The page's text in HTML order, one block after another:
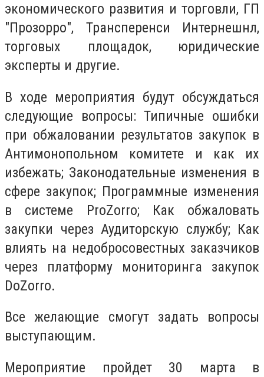
экономического развития и торговли, ГП
"Прозорро", Трансперенси Интернешнл,
торговых площадок, юридические
эксперты и другие.
В ходе мероприятия будут обсуждаться
следующие вопросы: Типичные ошибки
при обжаловании результатов закупок в
Антимонопольном комитете и как их
избежать; Законодательные изменения в
сфере закупок; Программные изменения
в системе ProZorro; Как обжаловать
закупки через Аудиторскую службу; Как
влиять на недобросовестных заказчиков
через платформу мониторинга закупок
DoZorro.
Все желающие смогут задать вопросы
выступающим.
Мероприятие пройдет 30 марта в